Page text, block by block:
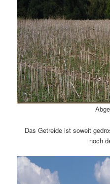
Das Getreide ist soweit
noch